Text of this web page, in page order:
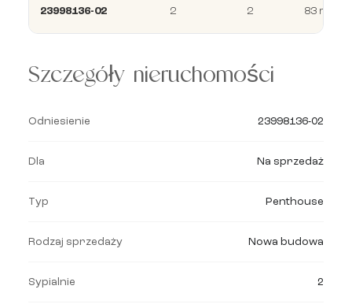
23998136-02 2 2 83 m²
Szczegóły nieruchomości
Odniesienie 23998136-02
Dla Na sprzedaż
Typ Penthouse
Rodzaj sprzedaży Nowa budowa
Sypialnie 2